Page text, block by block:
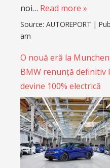
noi… Read more »
Source: AUTOREPORT |
am
O nouă eră la
BMW renunță definitiv
devine 100% electrică